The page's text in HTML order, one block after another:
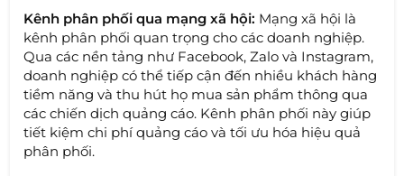
Kênh phân phối qua mạng xã hội: Mạng xã hội là
kênh phân phối quan trọng cho các doanh nghiệp.
Qua các nền tảng như Facebook, Zalo và Instagram,
doanh nghiệp có thể tiếp cận đến nhiều khách hàng
tiềm năng và thu hút họ mua sản phẩm thông qua
các chiến dịch quảng cáo. Kênh phân phối này giúp
tiết kiệm chi phí quảng cáo và tối ưu hóa hiệu quả
phân phối.